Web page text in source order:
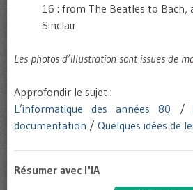
16 : from The Beatles to Bach,
Sinclair
Les photos d’illustration sont issues de
Approfondir le sujet :
L’informatique des années 80 /
documentation / Quelques idées de
Résumer avec l'IA